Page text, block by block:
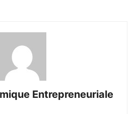
Entrepreneuriale